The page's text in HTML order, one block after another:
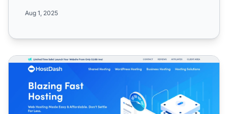
Aug 1, 2025
Programme d'affiliation HostDash